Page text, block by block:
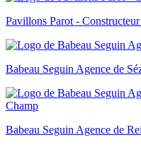
Pavillons Parot -
Babeau Seguin Agence de
Babeau Seguin Agence de